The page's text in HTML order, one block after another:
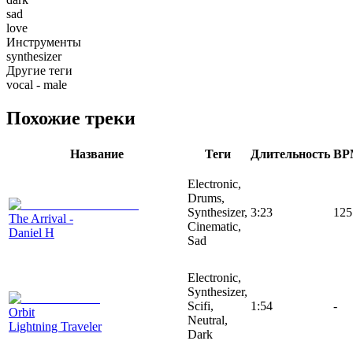
sad
love
Инструменты
synthesizer
Другие теги
vocal - male
Похожие треки
Название Теги Длительность
The Arrival -
Daniel H
Electronic,
Drums,
Synthesizer,
Cinematic,
Sad
3:23 125
Orbit
Lightning Traveler
Electronic,
Synthesizer,
Scifi,
Neutral,
Dark
1:54 -